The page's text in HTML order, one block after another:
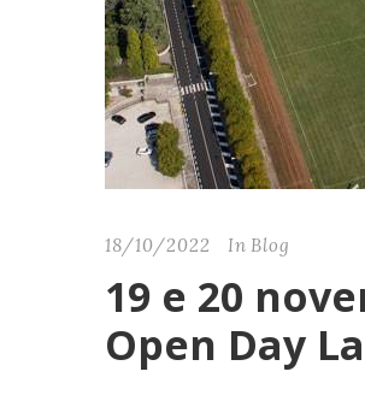
18/10/2022 In Blog
19 e 20
Open Day